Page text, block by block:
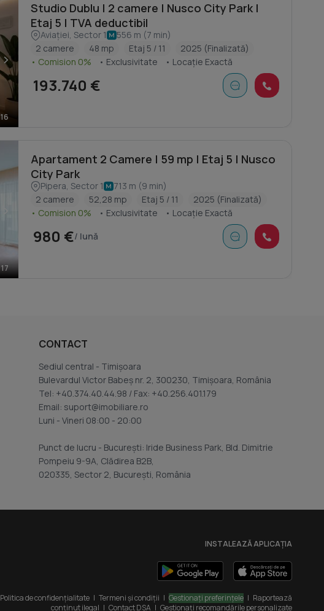
16
>
Studio Dublu | 2 camere | Nusco City Park |
Etaj 5 | TVA deductibil
Aviației, Sector 1
556 m (7 min)
2 camere
48 mp Etaj 5 / 11
2025 (Finalizată)
• Comision 0%
• Exclusivitate • Locație Exactă
193.740 €
17
>
Apartament 2 Camere | 59 mp | Etaj 5 | Nusco
City Park
Pipera, Sector 1
713 m (9 min)
2 camere
52,28 mp Etaj 5 / 11
2025 (Finalizată)
• Comision 0%
• Exclusivitate • Locație Exactă
980 €/ lună
CONTACT
Sediul central - Timișoara
Bulevardul Victor Babeș nr. 2, 300230, Timișoara, România
Tel: +40.374.40.44.98 / Fax: +40.256.401.179
Email: suport@imobiliare.ro
Luni - Vineri 08:00 - 20:00
Punct de lucru - București: Iride Business Park, Bld. Dimitrie
Pompeiu 9-9A, Clădirea B2B,
020335, Sector 2, București, România
INSTALEAZĂ APLICAȚIA
Politica de confidențialitate | Termeni și condiții | Gestionați preferințele | Raportează
conținut ilegal | Contact DSA | Gestionați recomandările personalizate